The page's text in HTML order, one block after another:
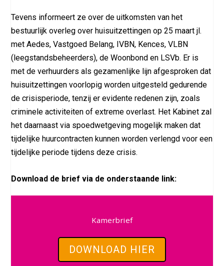
Tevens informeert ze over de uitkomsten van het
bestuurlijk overleg over huisuitzettingen op 25 maart jl.
met Aedes, Vastgoed Belang, IVBN, Kences, VLBN
(leegstandsbeheerders), de Woonbond en LSVb. Er is
met de verhuurders als gezamenlijke lijn afgesproken dat
huisuitzettingen voorlopig worden uitgesteld gedurende
de crisisperiode, tenzij er evidente redenen zijn, zoals
criminele activiteiten of extreme overlast. Het Kabinet zal
het daarnaast via spoedwetgeving mogelijk maken dat
tijdelijke huurcontracten kunnen worden verlengd voor een
tijdelijke periode tijdens deze crisis.
Download de brief via de onderstaande link:
Kamerbrief
DOWNLOAD HIER